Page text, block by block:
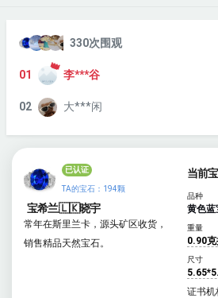
330次围观
01
👑
李***谷
02 大***闲
已认证
TA的宝石：194颗
宝希兰🇱🇰晓宇
常年在斯里兰卡，源头矿区收货，
销售精品天然宝石。
当前
品种
黄色蓝
重量
0.90克
尺寸
证书机